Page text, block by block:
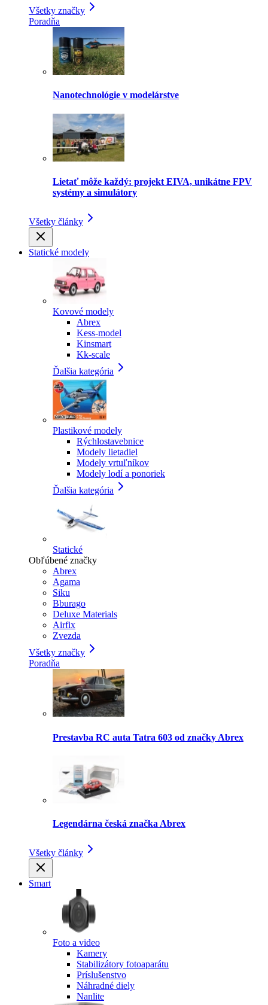
Všetky značky
Poradňa
Nanotechnológie v modelárstve
Lietať môže každý: projekt EIVA, unikátne FPV
systémy a simulátory
Všetky články
Statické modely
Kovové modely
Abrex
Kess-model
Kinsmart
Kk-scale
Ďalšia kategória
Plastikové modely
Rýchlostavebnice
Modely lietadiel
Modely vrtuľníkov
Modely lodí a ponoriek
Ďalšia kategória
Statické
Obľúbené značky
Abrex
Agama
Siku
Bburago
Deluxe Materials
Airfix
Zvezda
Všetky značky
Poradňa
Prestavba RC auta Tatra 603 od značky Abrex
Legendárna česká značka Abrex
Všetky články
Smart
Foto a video
Kamery
Stabilizátory fotoaparátu
Príslušenstvo
Náhradné diely
Nanlite